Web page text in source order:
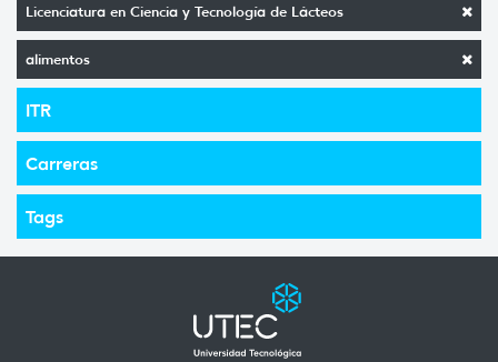
Licenciatura en Ciencia y Tecnología de Lácteos
alimentos
ITR
Carreras
Tags